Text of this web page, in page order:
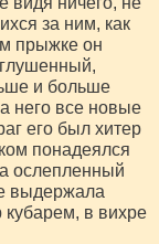
за ним, как
прыжке он
и больше
него все новые
его был хитер
понадеялся
ослепленный
выдержала
кубарем, в вихре